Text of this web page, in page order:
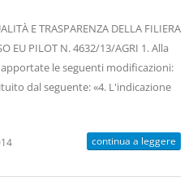
E TRASPARENZA DELLA FILIERA
EU PILOT N. 4632/13/AGRI 1. Alla
apportate le seguenti modificazioni:
dal seguente: «4. L'indicazione
continua a leggere